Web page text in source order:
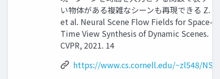
い物体がある複雑なシーンも再現できる Z. Li
et al. Neural Scene Flow Fields for Space-
Time View Synthesis of Dynamic Scenes.
CVPR, 2021. 14
https://www.cs.cornell.edu/~zl548/